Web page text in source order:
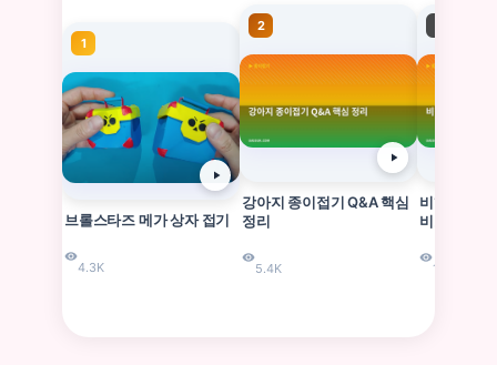
1
브롤스타즈 메가 상자 접기
4.3K
2
강아지 종이접기 Q&A 핵심
정리
5.4K
비행기 종
비교 분석
1.5K